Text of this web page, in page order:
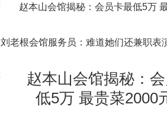
刘老根会馆服务员：难道她们还兼职表